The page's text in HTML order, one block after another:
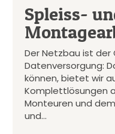
Spleiss-
Der Netzbau ist
Datenversorgung:
können, bietet wir
Komplettlösungen
Monteuren und
und…